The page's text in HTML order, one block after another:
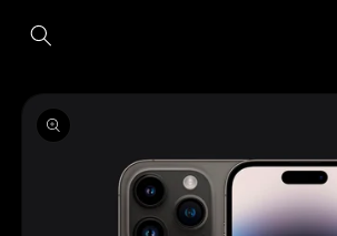
directamente
al contenido
directamente
a la
información